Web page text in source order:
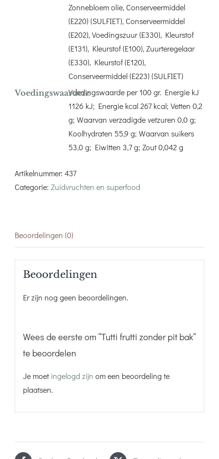
Zonnebloem olie, Conserveermiddel
(E220) (SULFIET), Conserveermiddel
(E202), Voedingszuur (E330), Kleurstof
(E131), Kleurstof (E100), Zuurteregelaar
(E330), Kleurstof (E120),
Conserveermiddel (E223) (SULFIET)
Voedingswaarden:Voedingswaarde per 100 gr. Energie kJ
1126 kJ; Energie kcal 267 kcal; Vetten 0,2
g; Waarvan verzadigde vetzuren 0,0 g;
Koolhydraten 55,9 g; Waarvan suikers
53,0 g; Eiwitten 3,7 g; Zout 0,042 g
Artikelnummer: 437
Categorie: Zuidvruchten en superfood
Beoordelingen (0)
Beoordelingen
Er zijn nog geen beoordelingen.
Wees de eerste om “Tutti frutti zonder pit bak”
te beoordelen
Je moetingelogd zijn om een beoordeling te
plaatsen.